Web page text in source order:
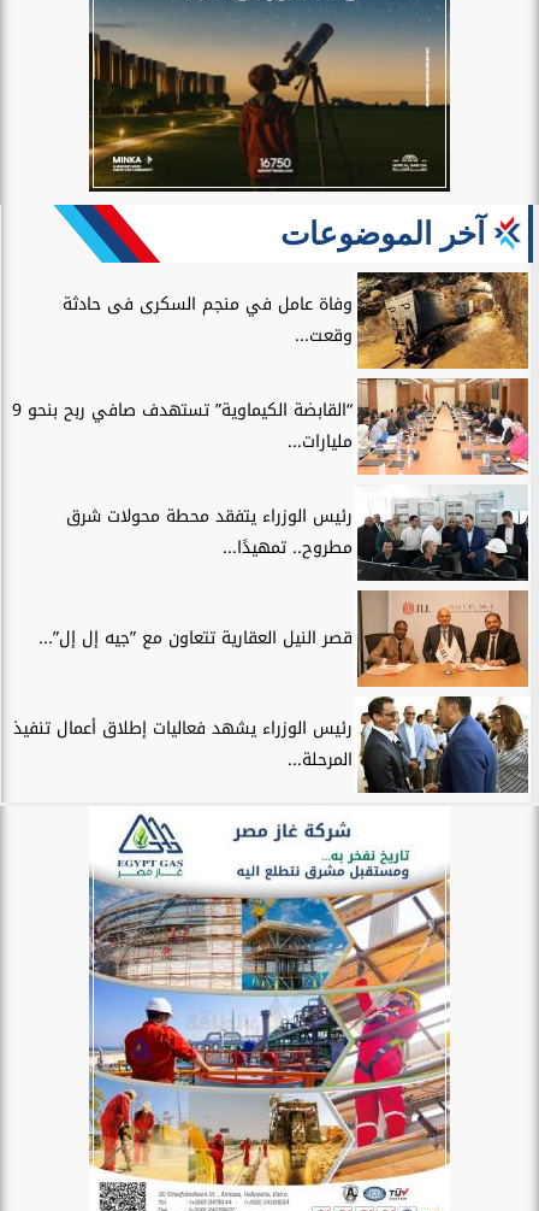
آخر الموضوعات
وفاة عامل في منجم السكرى فى حادثة
وقعت...
“القابضة الكيماوية” تستهدف صافي ربح بنحو 9
مليارات...
رئيس الوزراء يتفقد محطة محولات شرق
مطروح.. تمهيدًا...
قصر النيل العقارية تتعاون مع ”جيه إل إل”...
رئيس الوزراء يشهد فعاليات إطلاق أعمال تنفيذ
المرحلة...